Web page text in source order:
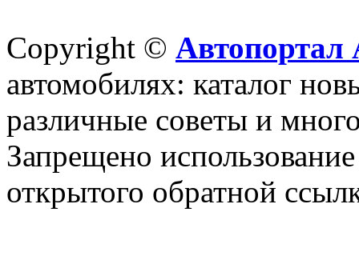
Copyright © Автопортал
автомобилях: каталог
различные советы и
Запрещено
открытого обратной